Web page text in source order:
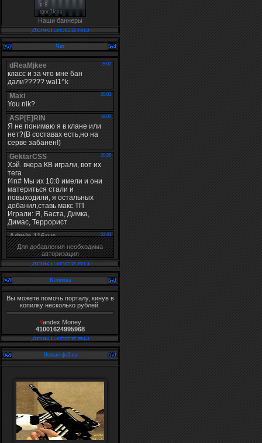
Наши баннеры
Чат
Для добавления необходима
авторизация
Копилка
Вы можете помочь порталу, кинув в
копилку несколько рублей.
Yandex Money
41001624995968
Новые файлы